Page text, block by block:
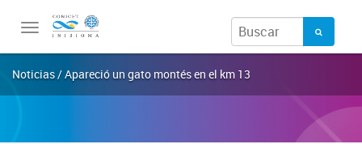
Toggle
Noticias / Apareció un gato montés en el km 13